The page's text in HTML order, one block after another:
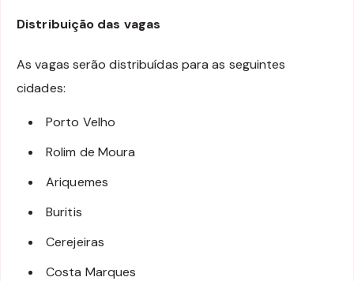
Distribuição das vagas
As vagas serão distribuídas para as seguintes
cidades:
Porto Velho
Rolim de Moura
Ariquemes
Buritis
Cerejeiras
Costa Marques